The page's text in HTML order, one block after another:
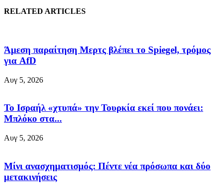
RELATED ARTICLES
Άμεση παραίτηση Mερτς βλέπει το Spiegel, τρόμος
για AfD
Αυγ 5, 2026
Το Ισραήλ «χτυπά» την Τουρκία εκεί που πονάει:
Μπλόκο στα...
Αυγ 5, 2026
Μίνι ανασχηματισμός: Πέντε νέα πρόσωπα και δύο
μετακινήσεις